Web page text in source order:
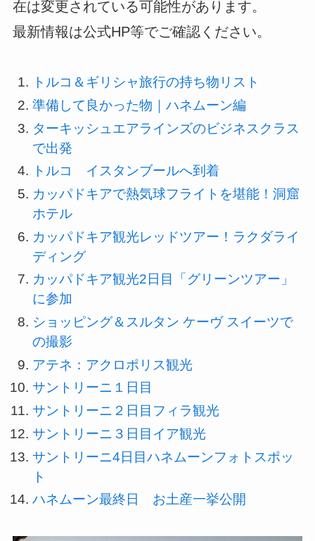
在は変更されている可能性があります。
最新情報は公式HP等でご確認ください。
トルコ＆ギリシャ旅行の持ち物リスト
準備して良かった物｜ハネムーン編
ターキッシュエアラインズのビジネスクラス
で出発
トルコ イスタンブールへ到着
カッパドキアで熱気球フライトを堪能！洞窟
ホテル
カッパドキア観光レッドツアー！ラクダライ
ディング
カッパドキア観光2日目「グリーンツアー」
に参加
ショッピング＆スルタン ケーヴ スイーツで
の撮影
アテネ：アクロポリス観光
サントリーニ１日目
サントリーニ２日目フィラ観光
サントリーニ３日目イア観光
サントリーニ4日目ハネムーンフォトスポッ
ト
ハネムーン最終日 お土産一挙公開